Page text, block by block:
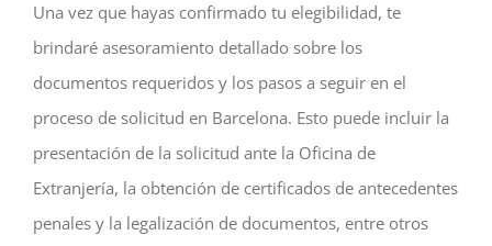
Una vez que hayas confirmado tu elegibilidad, te
brindaré asesoramiento detallado sobre los
documentos requeridos y los pasos a seguir en el
proceso de solicitud en Barcelona. Esto puede incluir la
presentación de la solicitud ante la Oficina de
Extranjería, la obtención de certificados de antecedentes
penales y la legalización de documentos, entre otros